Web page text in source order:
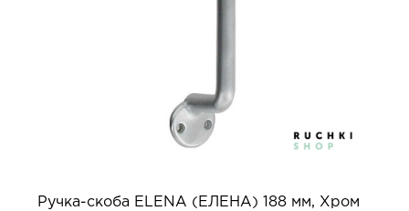
Ручка-скоба ELENA (ЕЛЕНА) 188 мм, Хром